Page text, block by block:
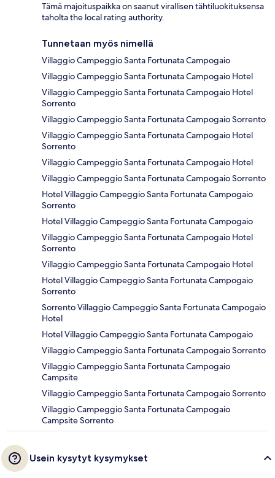
Tämä majoituspaikka on saanut virallisen tähtiluokituksensa
taholta the local rating authority.
Tunnetaan myös nimellä
Villaggio Campeggio Santa Fortunata Campogaio
Villaggio Campeggio Santa Fortunata Campogaio Hotel
Villaggio Campeggio Santa Fortunata Campogaio Hotel
Sorrento
Villaggio Campeggio Santa Fortunata Campogaio Sorrento
Villaggio Campeggio Santa Fortunata Campogaio Hotel
Sorrento
Villaggio Campeggio Santa Fortunata Campogaio Hotel
Villaggio Campeggio Santa Fortunata Campogaio Sorrento
Hotel Villaggio Campeggio Santa Fortunata Campogaio
Sorrento
Hotel Villaggio Campeggio Santa Fortunata Campogaio
Villaggio Campeggio Santa Fortunata Campogaio Hotel
Sorrento
Villaggio Campeggio Santa Fortunata Campogaio Hotel
Hotel Villaggio Campeggio Santa Fortunata Campogaio
Sorrento
Sorrento Villaggio Campeggio Santa Fortunata Campogaio
Hotel
Hotel Villaggio Campeggio Santa Fortunata Campogaio
Villaggio Campeggio Santa Fortunata Campogaio Sorrento
Villaggio Campeggio Santa Fortunata Campogaio
Campsite
Villaggio Campeggio Santa Fortunata Campogaio Sorrento
Villaggio Campeggio Santa Fortunata Campogaio
Campsite Sorrento
Usein kysytyt kysymykset